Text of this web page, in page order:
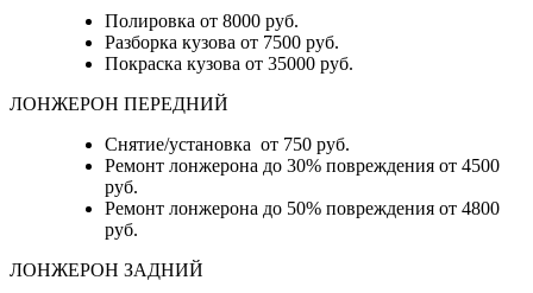
Полировка от 8000 руб.
Разборка кузова от 7500 руб.
Покраска кузова от 35000 руб.
ЛОНЖЕРОН ПЕРЕДНИЙ
Снятие/установка от 750 руб.
Ремонт лонжерона до 30% повреждения от 4500
руб.
Ремонт лонжерона до 50% повреждения от 4800
руб.
ЛОНЖЕРОН ЗАДНИЙ